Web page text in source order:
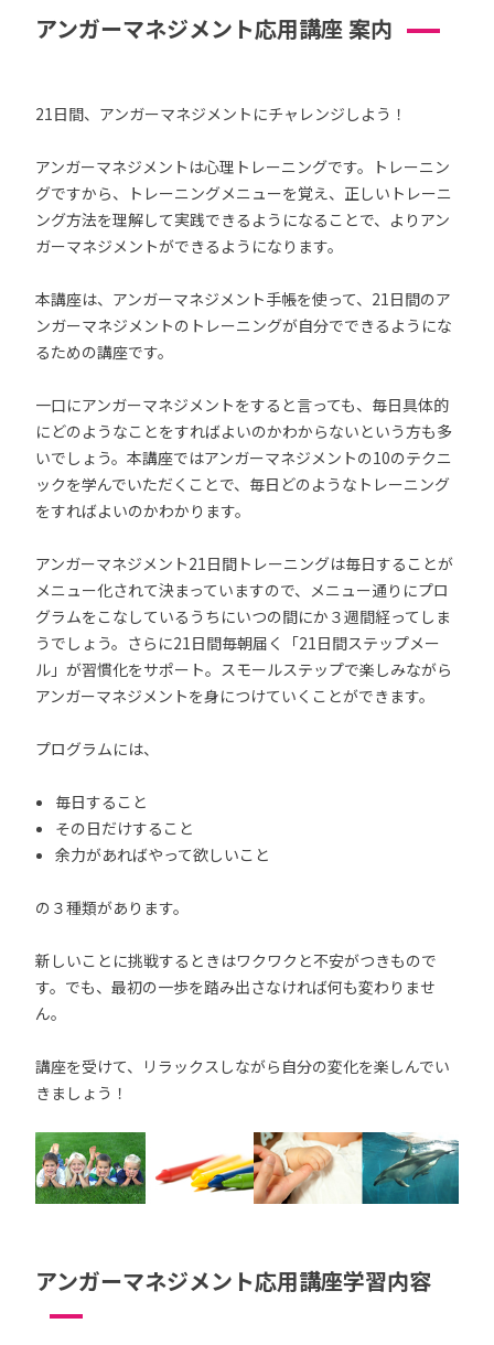
アンガーマネジメント応用講座 案内
21日間、アンガーマネジメントにチャレンジしよう！
アンガーマネジメントは心理トレーニングです。トレーニン
グですから、トレーニングメニューを覚え、正しいトレーニ
ング方法を理解して実践できるようになることで、よりアン
ガーマネジメントができるようになります。
本講座は、アンガーマネジメント手帳を使って、21日間のア
ンガーマネジメントのトレーニングが自分でできるようにな
るための講座です。
一口にアンガーマネジメントをすると言っても、毎日具体的
にどのようなことをすればよいのかわからないという方も多
いでしょう。本講座ではアンガーマネジメントの10のテクニ
ックを学んでいただくことで、毎日どのようなトレーニング
をすればよいのかわかります。
アンガーマネジメント21日間トレーニングは毎日することが
メニュー化されて決まっていますので、メニュー通りにプロ
グラムをこなしているうちにいつの間にか３週間経ってしま
うでしょう。さらに21日間毎朝届く「21日間ステップメー
ル」が習慣化をサポート。スモールステップで楽しみながら
アンガーマネジメントを身につけていくことができます。
プログラムには、
毎日すること
その日だけすること
余力があればやって欲しいこと
の３種類があります。
新しいことに挑戦するときはワクワクと不安がつきもので
す。でも、最初の一歩を踏み出さなければ何も変わりませ
ん。
講座を受けて、リラックスしながら自分の変化を楽しんでい
きましょう！
アンガーマネジメント応用講座学習内容